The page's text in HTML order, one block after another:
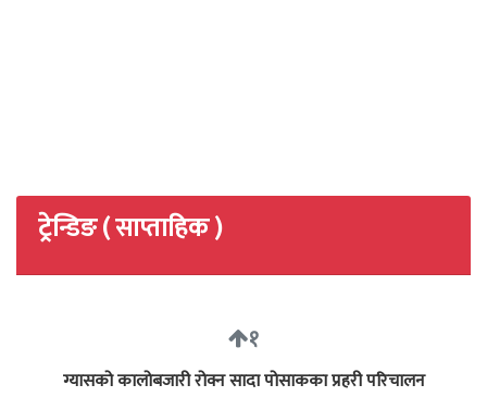
ट्रेन्डिङ ( साप्ताहिक )
१
ग्यासको कालोबजारी रोक्न सादा पोसाकका प्रहरी परिचालन